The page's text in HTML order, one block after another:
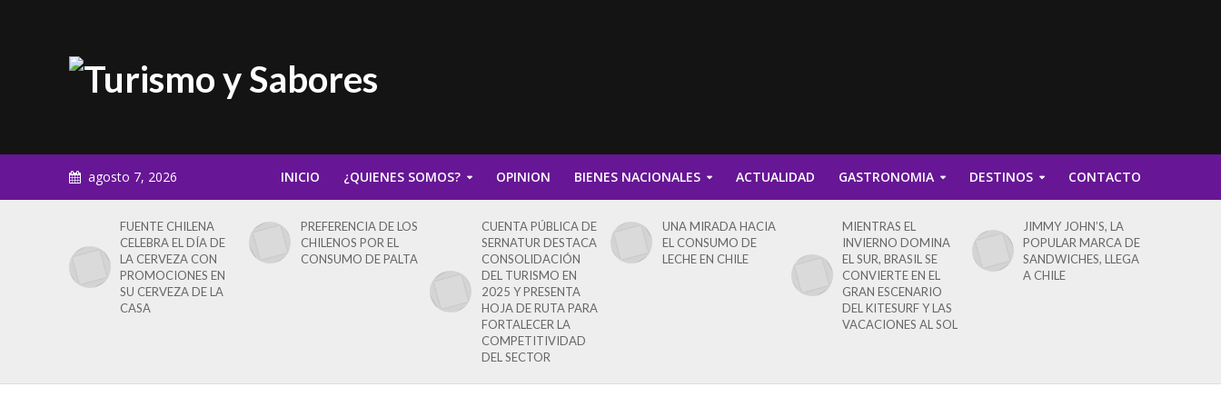
agosto 7, 2026 INICIO ¿QUIENES SOMOS? OPINION BIENES NACIONALES ACTUALIDAD GASTRONOMIA DESTINOS CONTACTO
FUENTE CHILENA
CELEBRA EL DÍA DE
LA CERVEZA CON
PROMOCIONES EN
SU CERVEZA DE LA
CASA
PREFERENCIA DE LOS
CHILENOS POR EL
CONSUMO DE PALTA
CUENTA PÚBLICA DE
SERNATUR DESTACA
CONSOLIDACIÓN
DEL TURISMO EN
2025 Y PRESENTA
HOJA DE RUTA PARA
FORTALECER LA
COMPETITIVIDAD
DEL SECTOR
UNA MIRADA HACIA
EL CONSUMO DE
LECHE EN CHILE
MIENTRAS EL
INVIERNO DOMINA
EL SUR, BRASIL SE
CONVIERTE EN EL
GRAN ESCENARIO
DEL KITESURF Y LAS
VACACIONES AL SOL
JIMMY JOHN’S, LA
POPULAR MARCA DE
SANDWICHES, LLEGA
A CHILE